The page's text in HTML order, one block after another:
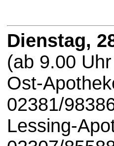
Dienstag,
(ab 9.00
Ost-
02381/
Lessing-